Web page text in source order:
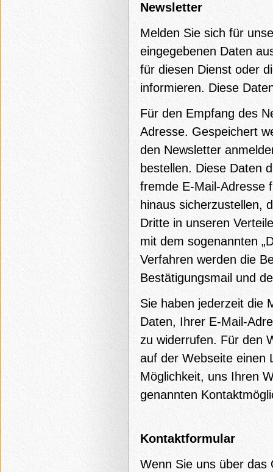
Newsletter
Melden Sie sich für
eingegebenen Daten
für diesen Dienst oder
informieren. Diese
Für den Empfang des
Adresse. Gespeichert
den Newsletter
bestellen. Diese Daten
fremde E-Mail-Adresse
hinaus sicherzustellen,
Dritte in unseren
mit dem sogenannten
Verfahren werden die
Bestätigungsmail und
Sie haben jederzeit die
Daten, Ihrer E-Mail-
zu widerrufen. Für den
auf der Webseite einen
Möglichkeit, uns Ihren
genannten
Kontaktformular
Wenn Sie uns über das